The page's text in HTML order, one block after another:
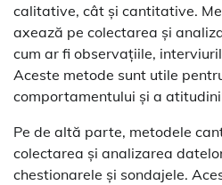
calitative, cât și cantitative.
axează pe colectarea și
cum ar fi observațiile,
Aceste metode sunt utile
comportamentului și a
Pe de altă parte, metodele
colectarea și analizarea
chestionarele și sondajele.